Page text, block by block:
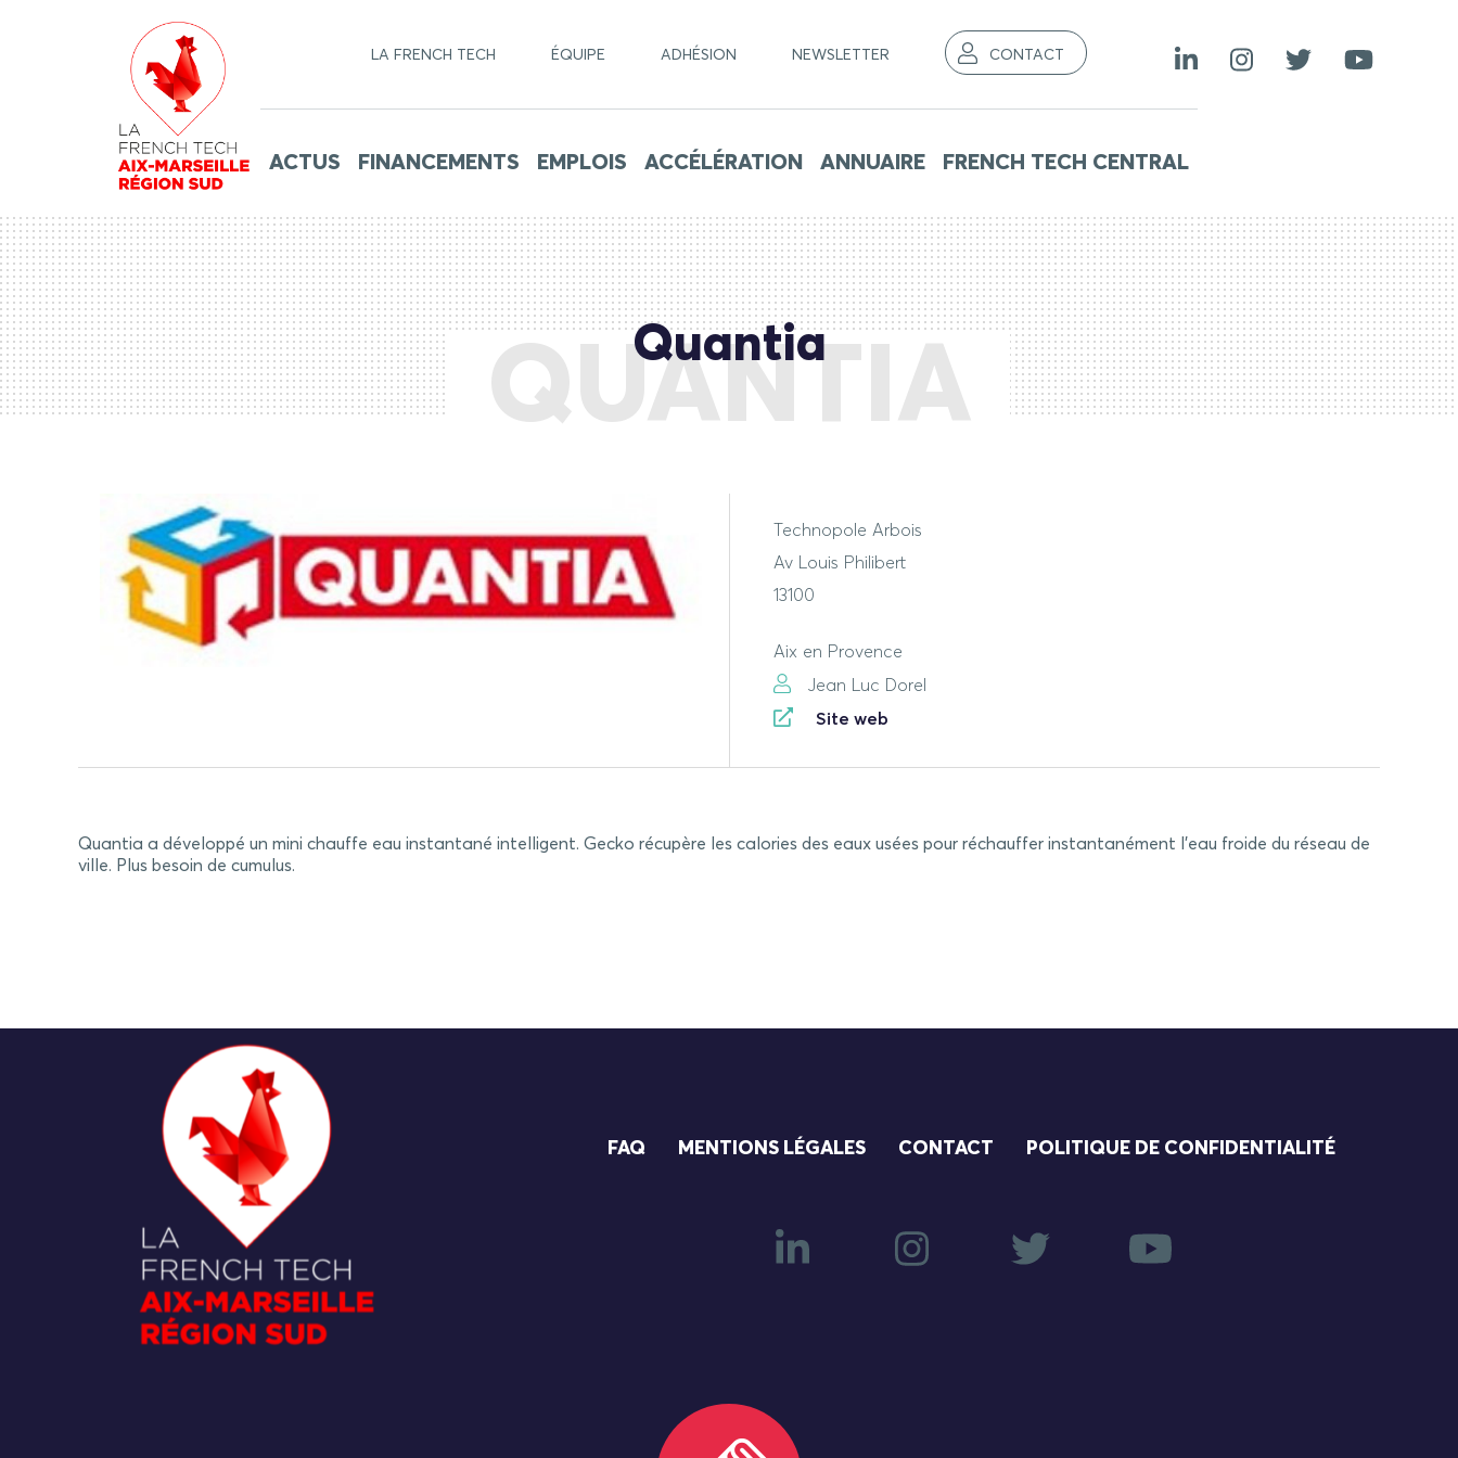
LA FRENCH TECH ÉQUIPE ADHÉSION NEWSLETTER CONTACT
ACTUS FINANCEMENTS EMPLOIS ACCÉLÉRATION ANNUAIRE FRENCH TECH CENTRAL
QUANTIA
Quantia
Technopole Arbois
Av Louis Philibert
13100
Aix en Provence
Jean Luc Dorel
Site web
Quantia a développé un mini chauffe eau instantané intelligent. Gecko récupère les calories des eaux usées pour réchauffer instantanément l'eau froide du réseau de
ville. Plus besoin de cumulus.
FAQ MENTIONS LÉGALES CONTACT POLITIQUE DE CONFIDENTIALITÉ